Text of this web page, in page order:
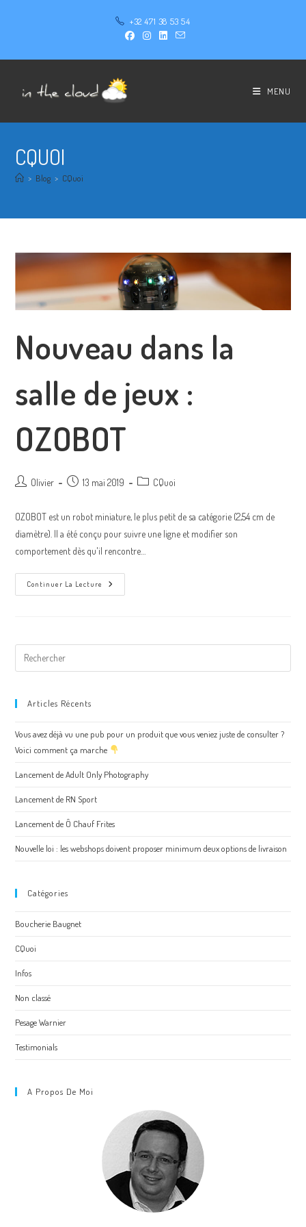
+32 471 38 53 54
MENU
CQUOI
> Blog > CQuoi
Nouveau dans la
salle de jeux :
OZOBOT
Olivier 13 mai 2019 CQuoi
OZOBOT est un robot miniature, le plus petit de sa catégorie (2,54 cm de
diamètre). Il a été conçu pour suivre une ligne et modifier son
comportement dès qu'il rencontre…
Continuer La Lecture
Articles Récents
Vous avez déjà vu une pub pour un produit que vous veniez juste de consulter ?
Voici comment ça marche
Lancement de Adult Only Photography
Lancement de RN Sport
Lancement de Ô Chauf Frites
Nouvelle loi : les webshops doivent proposer minimum deux options de livraison
Catégories
Boucherie Baugnet
CQuoi
Infos
Non classé
Pesage Warnier
Testimonials
A Propos De Moi